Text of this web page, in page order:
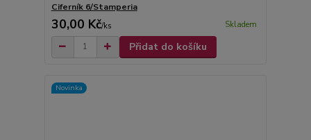
Ciferník 6/Stamperia
30,00 Kč/ks Skladem
Přidat do košíku
Novinka